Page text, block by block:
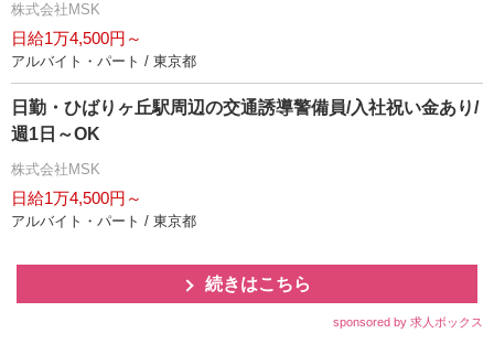
株式会社MSK
日給1万4,500円～
アルバイト・パート / 東京都
日勤・ひばりヶ丘駅周辺の交通誘導警備員/入社祝い金あり/
週1日～OK
株式会社MSK
日給1万4,500円～
アルバイト・パート / 東京都
続きはこちら
sponsored by 求人ボックス